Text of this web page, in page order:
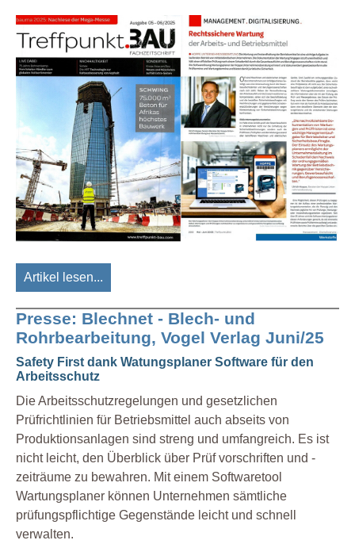
Artikel lesen...
Presse: Blechnet - Blech- und
Rohrbearbeitung, Vogel Verlag Juni/25
Safety First dank Watungsplaner Software für den
Arbeitsschutz
Die Arbeitsschutzregelungen und gesetzlichen
Prüfrichtlinien für Betriebsmittel auch abseits von
Produktionsanlagen sind streng und umfangreich. Es ist
nicht leicht, den Überblick über Prüf vorschriften und -
zeiträume zu bewahren. Mit einem Softwaretool
Wartungsplaner können Unternehmen sämtliche
prüfungspflichtige Gegenstände leicht und schnell
verwalten.